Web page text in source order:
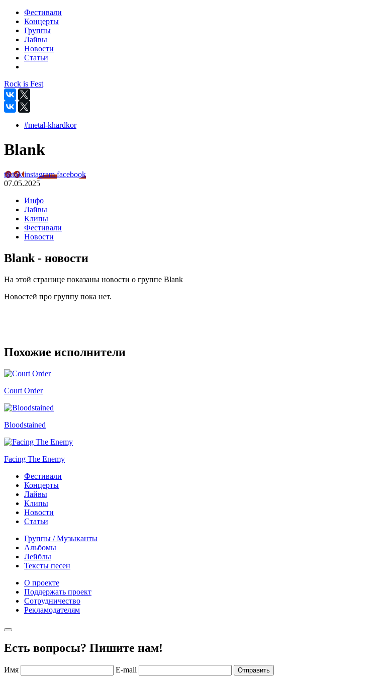
Фестивали
Концерты
Группы
Лайвы
Новости
Статьи
Rock is Fest
#metal-khardkor
Blank
tiktokinstagramfacebook
07.05.2025
Инфо
Лайвы
Клипы
Фестивали
Новости
Blank - новости
На этой странице показаны новости о группе Blank
Новостей про группу пока нет.
Похожие исполнители
Court Order
Bloodstained
Facing The Enemy
Фестивали
Концерты
Лайвы
Клипы
Новости
Статьи
Группы / Музыканты
Альбомы
Лейблы
Тексты песен
О проекте
Поддержать проект
Сотрудничество
Рекламодателям
Есть вопросы? Пишите нам!
Имя E-mail